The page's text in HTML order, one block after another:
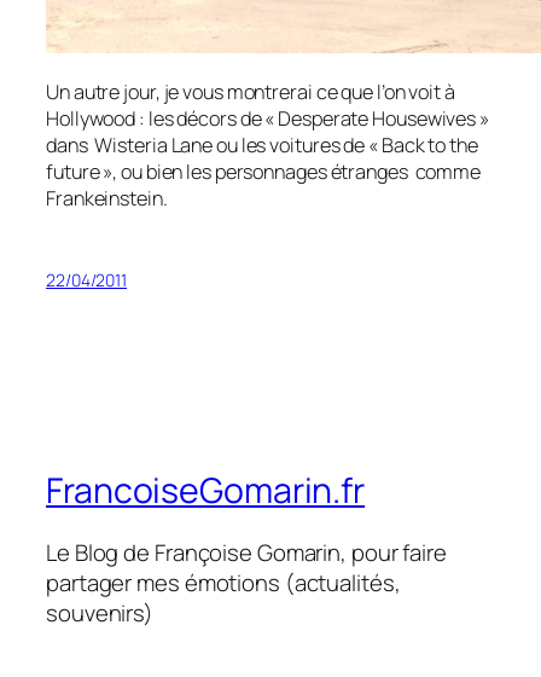
Un autre jour, je vous montrerai ce que l’on voit à
Hollywood : les décors de « Desperate Housewives »
dans Wisteria Lane ou les voitures de « Back to the
future », ou bien les personnages étranges comme
Frankeinstein.
22/04/2011
FrancoiseGomarin.fr
Le Blog de Françoise Gomarin, pour faire
partager mes émotions (actualités,
souvenirs)